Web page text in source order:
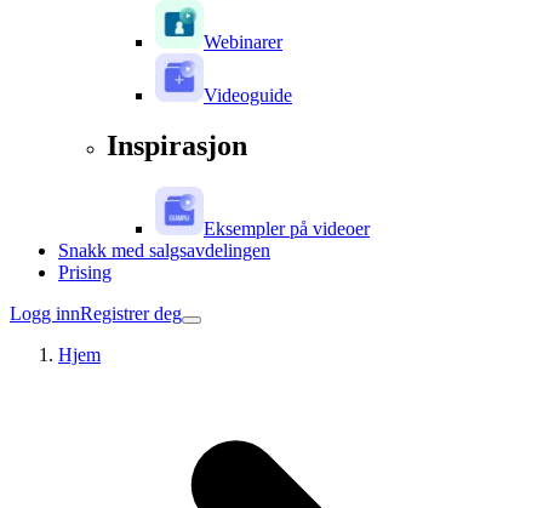
Webinarer
Videoguide
Inspirasjon
Eksempler på videoer
Snakk med salgsavdelingen
Prising
Logg innRegistrer deg
Hjem